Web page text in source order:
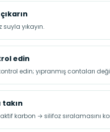
yıkayın.
edin
edin; yıpranmış contaları
takın
karbon → silifoz sıralamasını